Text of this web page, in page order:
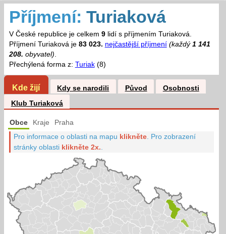
Příjmení: Turiaková
V České republice je celkem 9lidí s příjmením Turiaková.
Příjmení Turiaková je 83 023. nejčastější příjmení (každý 1 141
208. obyvatel).
Přechýlená forma z: Turiak(8)
Kde žijí Kdy se narodili Původ
Osobnosti
Klub Turiaková
Obce Kraje Praha
Pro informace o oblasti na mapu klikněte Pro zobrazení
stránky oblasti klikněte 2x.